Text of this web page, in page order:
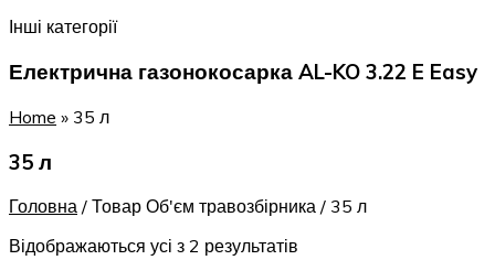
Інші категорії
Електрична газонокосарка AL-KO 3.22 E Easy
Home » 35 л
35 л
Головна / Товар Об'єм травозбірника / 35 л
Відображаються усі з 2 результатів